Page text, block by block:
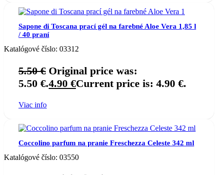
Sapone di Toscana prací gél na farebné Aloe Vera 1,85 l
/ 40 praní
Katalógové číslo: 03312
5.50€ Original price was:
5.50 €.4.90 €Current price is: 4.90 €.
Viac info
Coccolino parfum na pranie Freschezza Celeste 342 ml
Katalógové číslo: 03550